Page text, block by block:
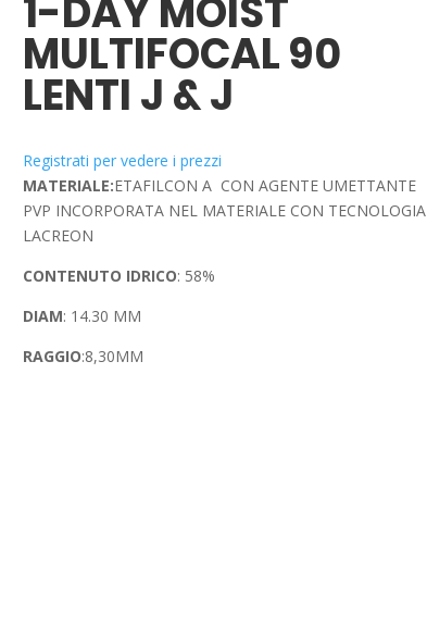
1-DAY MOIST
MULTIFOCAL 90
LENTI J & J
Registrati per vedere i prezzi
MATERIALE:ETAFILCON A CON AGENTE UMETTANTE
PVP INCORPORATA NEL MATERIALE CON TECNOLOGIA
LACREON
CONTENUTO IDRICO: 58%
DIAM: 14.30 MM
RAGGIO:8,30MM